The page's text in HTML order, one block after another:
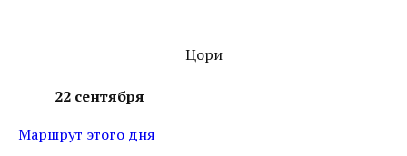
Цори
22 сентября
Маршрут этого дня